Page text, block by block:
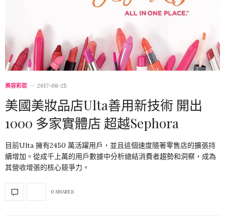
美容彩妝 2017-08-25
美國美妝品店Ulta善用新技術 開出
1000 多家實體店 超越Sephora
目前Ulta 擁有2450 萬活躍用戶，並且這個速度隨著零售店的擴張持
續增加。從成千上萬的用戶數據中分析總結消費者趨勢和洞察，成為
其營收增張的核心競爭力。
0 SHARES